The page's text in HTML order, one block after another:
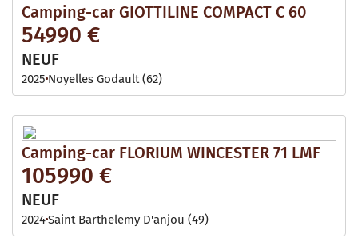
Camping-car GIOTTILINE COMPACT C 60
54990 €
NEUF
2025 Noyelles Godault (62)
Camping-car FLORIUM WINCESTER 71 LMF
105990 €
NEUF
2024Saint Barthelemy D'anjou (49)